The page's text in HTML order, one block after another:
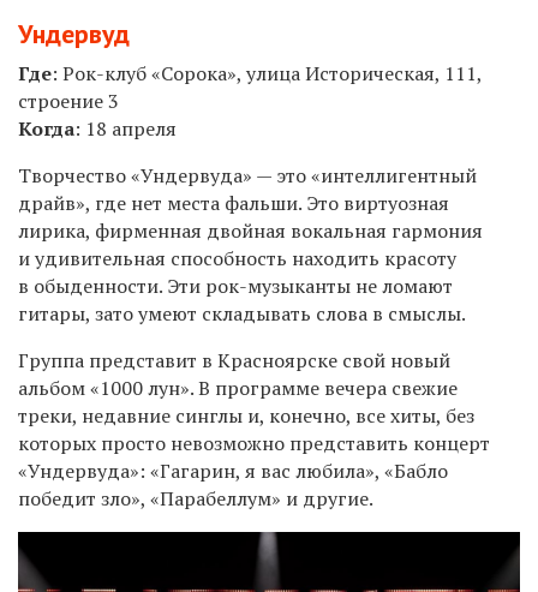
Ундервуд
Где: Рок-клуб «Сорока», улица Историческая, 111,
строение 3
Когда: 18 апреля
Творчество «Ундервуда» — это «интеллигентный
драйв», где нет места фальши. Это виртуозная
лирика, фирменная двойная вокальная гармония
и удивительная способность находить красоту
в обыденности. Эти рок-музыканты не ломают
гитары, зато умеют складывать слова в смыслы.
Группа представит в Красноярске свой новый
альбом «1000 лун». В программе вечера свежие
треки, недавние синглы и, конечно, все хиты, без
которых просто невозможно представить концерт
«Ундервуда»: «Гагарин, я вас любила», «Бабло
победит зло», «Парабеллум» и другие.